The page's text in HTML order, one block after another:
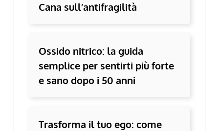
Cana sull’antifragilità
Ossido nitrico: la guida
semplice per sentirti più forte
e sano dopo i 50 anni
Trasforma il tuo ego: come